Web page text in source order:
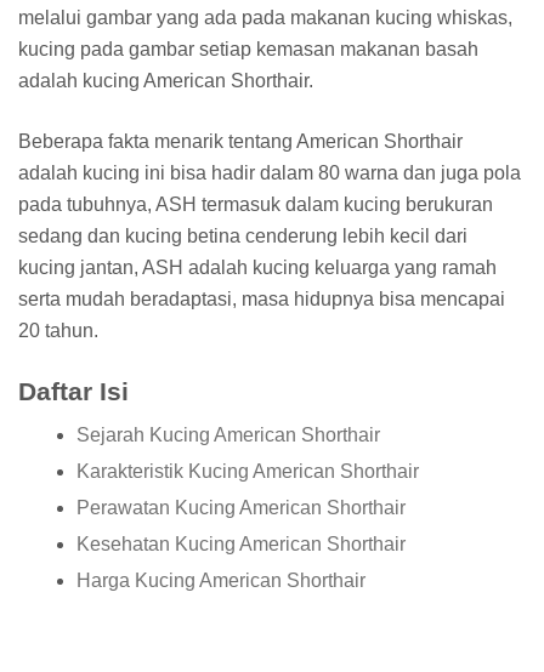
melalui gambar yang ada pada makanan kucing whiskas,
kucing pada gambar setiap kemasan makanan basah
adalah kucing American Shorthair.
Beberapa fakta menarik tentang American Shorthair
adalah kucing ini bisa hadir dalam 80 warna dan juga pola
pada tubuhnya, ASH termasuk dalam kucing berukuran
sedang dan kucing betina cenderung lebih kecil dari
kucing jantan, ASH adalah kucing keluarga yang ramah
serta mudah beradaptasi, masa hidupnya bisa mencapai
20 tahun.
Daftar Isi
Sejarah Kucing American Shorthair
Karakteristik Kucing American Shorthair
Perawatan Kucing American Shorthair
Kesehatan Kucing American Shorthair
Harga Kucing American Shorthair